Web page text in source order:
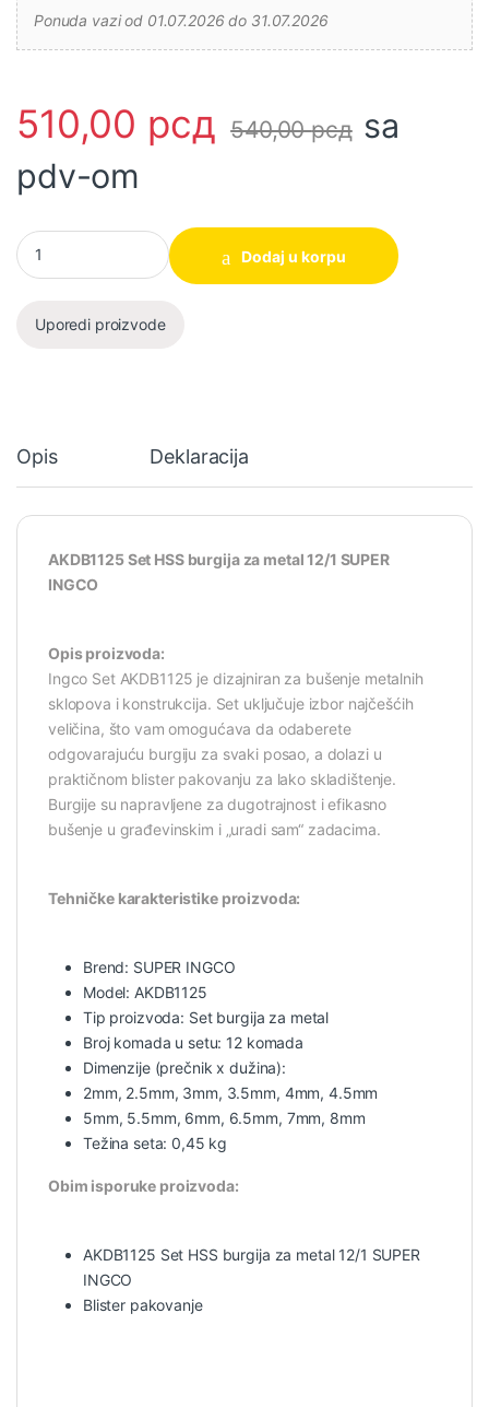
Ponuda vazi od 01.07.2026 do 31.07.2026
510,00 рсд 540,00рсд sa
pdv-om
Set HSS burgija za metal 12/1 AKDB1125 SUPER INGCO količina
Dodaj u korpu
Uporedi proizvode
Opis Deklaracija
AKDB1125 Set HSS burgija za metal 12/1 SUPER
INGCO
Opis proizvoda:
Ingco Set AKDB1125 je dizajniran za bušenje metalnih
sklopova i konstrukcija. Set uključuje izbor najčešćih
veličina, što vam omogućava da odaberete
odgovarajuću burgiju za svaki posao, a dolazi u
praktičnom blister pakovanju za lako skladištenje.
Burgije su napravljene za dugotrajnost i efikasno
bušenje u građevinskim i „uradi sam“ zadacima.
Tehničke karakteristike proizvoda:
Brend: SUPER INGCO
Model: AKDB1125
Tip proizvoda: Set burgija za metal
Broj komada u setu: 12 komada
Dimenzije (prečnik x dužina):
2mm, 2.5mm, 3mm, 3.5mm, 4mm, 4.5mm
5mm, 5.5mm, 6mm, 6.5mm, 7mm, 8mm
Težina seta: 0,45 kg
Obim isporuke proizvoda:
AKDB1125 Set HSS burgija za metal 12/1 SUPER
INGCO
Blister pakovanje